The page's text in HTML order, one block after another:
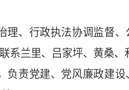
理、行政执法协调监督
兰里、吕家坪、黄桑、
负责党建、党风廉政建